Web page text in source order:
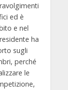
ed è
e nel
ha
sugli
perché
le